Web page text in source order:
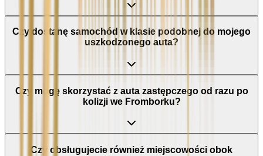
Czy dostanę samochód w klasie podobnej do mojego
uszkodzonego auta?
Czy mogę skorzystać z auta zastępczego od razu po
kolizji we Fromborku?
Czy obsługujecie również miejscowości obok